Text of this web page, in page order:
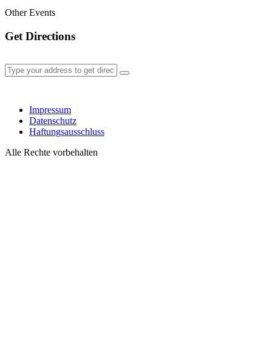
Other Events
Get Directions
Impressum
Datenschutz
Haftungsausschluss
Alle Rechte vorbehalten